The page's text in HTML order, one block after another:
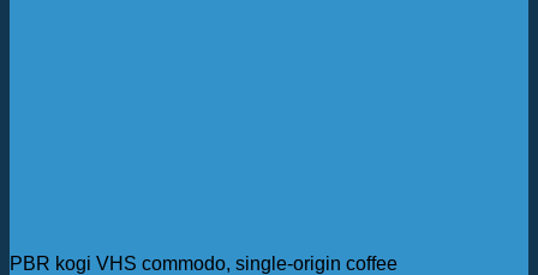
PBR kogi VHS commodo, single-origin coffee